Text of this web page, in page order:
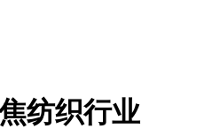
纺织行业